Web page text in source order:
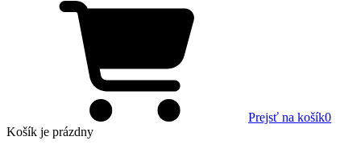
Prejsť na košík0
Košík je prázdny